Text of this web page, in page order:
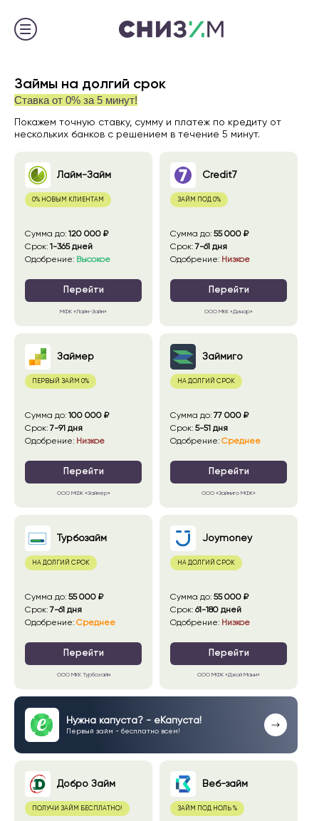
Займы на долгий срок
Ставка от 0% за 5 минут!
Покажем точную ставку, сумму и платеж по кредиту от
нескольких банков с решением в течение 5 минут.
Лайм-Займ
0% НОВЫМ КЛИЕНТАМ
сумма до: 120 000 ₽
срок: 1-365 дней
Одобрение: Высокое
Перейти
МФК «Лайм-Займ»
Credit7
ЗАЙМ ПОД 0%
сумма до: 55 000 ₽
срок: 7-61 дня
Одобрение: Низкое
Перейти
ООО МКК «Динар»
Займер
ПЕРВЫЙ ЗАЙМ 0%
сумма до: 100 000 ₽
срок: 7-91 дня
Одобрение: Низкое
Перейти
ООО МФК «Займер»
Займиго
НА ДОЛГИЙ СРОК
сумма до: 77 000 ₽
срок: 5-51 дня
Одобрение: Среднее
Перейти
ООО «Займиго МФК»
Турбозайм
НА ДОЛГИЙ СРОК
сумма до: 55 000 ₽
срок: 7-61 дня
Одобрение: Среднее
Перейти
ООО МКК Турбозайм
Joymoney
НА ДОЛГИЙ СРОК
сумма до: 55 000 ₽
срок: 61-180 дней
Одобрение: Низкое
Перейти
ООО МФК «Джой Мани»
Нужна капуста? - eКапуста!
Первый займ - бесплатно всем!
Добро Займ
ПОЛУЧИ ЗАЙМ БЕСПЛАТНО!
Веб-займ
ЗАЙМ ПОД НОЛЬ %